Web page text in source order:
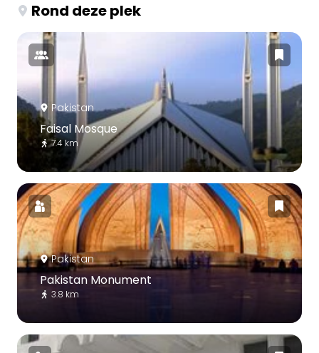
Rond deze plek
Pakistan
Faisal Mosque
7.4 km
Pakistan
Pakistan Monument
3.8 km